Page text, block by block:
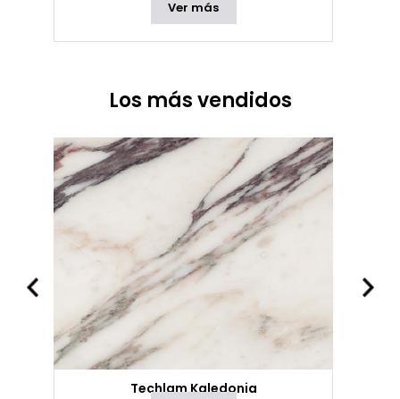
Ver más
Los más vendidos
Techlam Kaledonia